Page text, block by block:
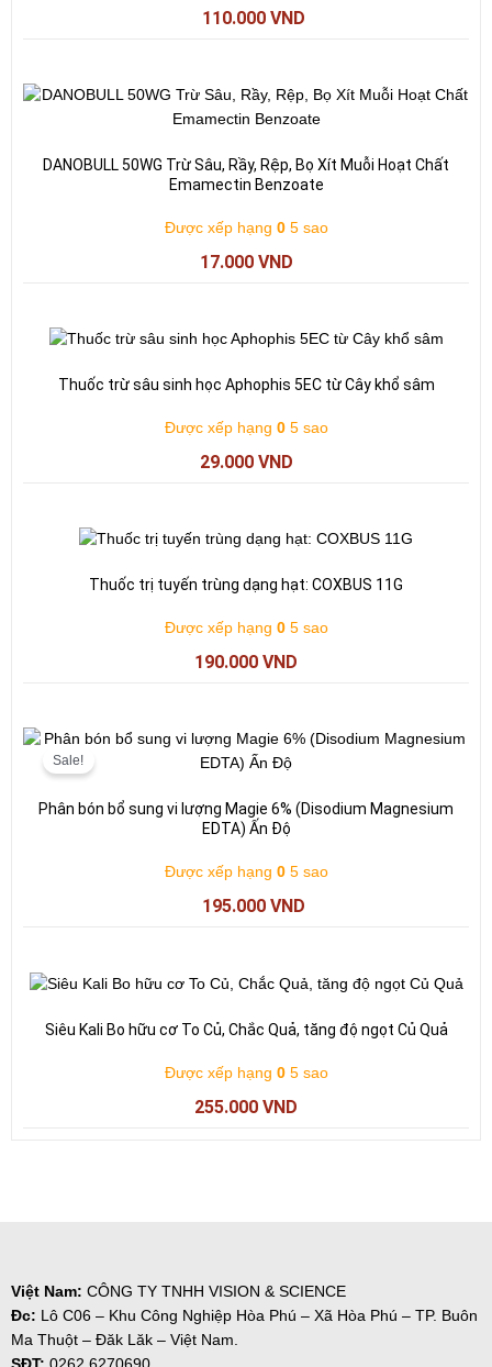
110.000 VND
DANOBULL 50WG Trừ Sâu, Rầy, Rệp, Bọ Xít Muỗi Hoạt Chất
Emamectin Benzoate
Được xếp hạng 05 sao
17.000 VND
Thuốc trừ sâu sinh học Aphophis 5EC từ Cây khổ sâm
Được xếp hạng 05 sao
29.000 VND
Thuốc trị tuyến trùng dạng hạt: COXBUS 11G
Được xếp hạng 05 sao
190.000 VND
Sale!
Phân bón bổ sung vi lượng Magie 6% (Disodium Magnesium
EDTA) Ấn Độ
Được xếp hạng 05 sao
Giá
gốc
197.000 VND.
195.000 VND
Giá
là:
Siêu Kali Bo hữu cơ To Củ, Chắc Quả, tăng độ ngọt Củ Quả
Được xếp hạng 05 sao
255.000 VND
Việt Nam: CÔNG TY TNHH VISION & SCIENCE
Đc: Lô C06 – Khu Công Nghiệp Hòa Phú – Xã Hòa Phú – TP. Buôn
Ma Thuột – Đăk Lăk – Việt Nam.